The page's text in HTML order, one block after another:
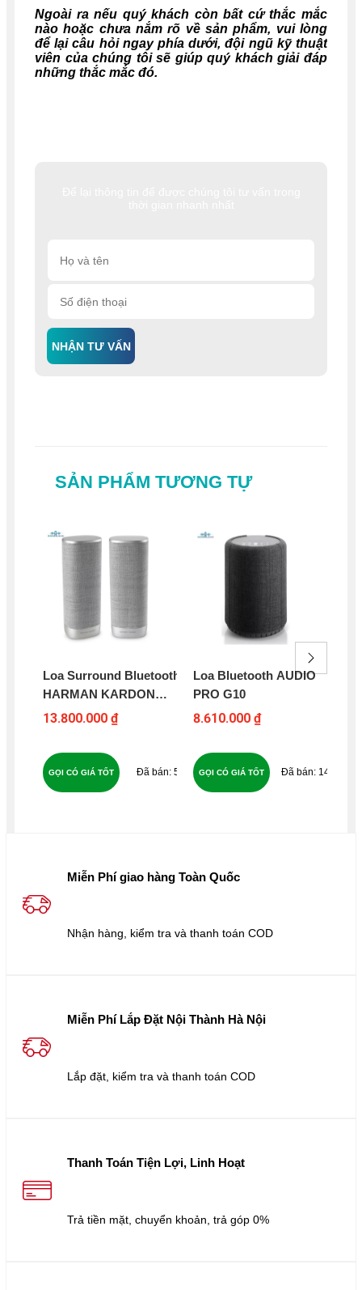
NHẬN TƯ VẤN
Ngoài ra nếu quý khách còn bất cứ thắc mắc
nào hoặc chưa nắm rõ về sản phẩm, vui lòng
để lại câu hỏi ngay phía dưới, đội ngũ kỹ thuật
viên của chúng tôi sẽ giúp quý khách giải đáp
những thắc mắc đó.
SẢN PHẨM TƯƠNG TỰ
Loa Surround Bluetooth
HARMAN KARDON
CITATION SURROUND
13.800.000 ₫
59
GỌI CÓ GIÁ TỐT
Loa Bluetooth AUDIO
PRO G10
8.610.000 ₫
141
GỌI CÓ GIÁ TỐT
Miễn Phí giao hàng Toàn Quốc
Nhận hàng, kiểm tra và thanh toán COD
Miễn Phí Lắp Đặt Nội Thành Hà Nội
Lắp đặt, kiểm tra và thanh toán COD
Thanh Toán Tiện Lợi, Linh Hoạt
Trả tiền mặt, chuyển khoản, trả góp 0%